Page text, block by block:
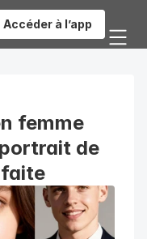
Accéder à l’app
femme
de